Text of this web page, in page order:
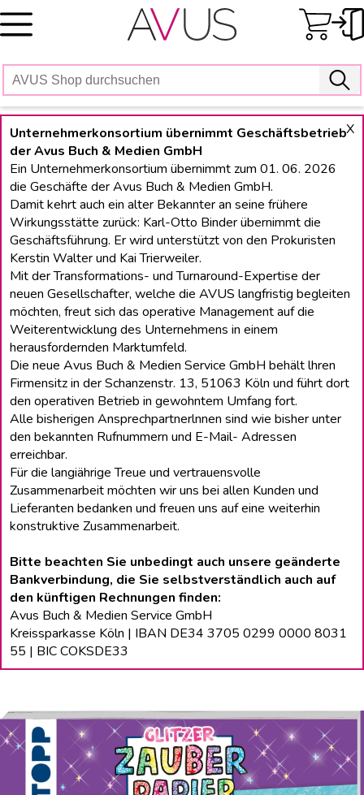
Skip
to
X
Unternehmerkonsortium übernimmt Geschäftsbetrieb
der Avus Buch & Medien GmbH
Ein Unternehmerkonsortium übernimmt zum 01. 06. 2026
die Geschäfte der Avus Buch & Medien GmbH.
Damit kehrt auch ein alter Bekannter an seine frühere
Wirkungsstätte zurück: Karl-Otto Binder übernimmt die
Geschäftsführung. Er wird unterstützt von den Prokuristen
Kerstin Walter und Kai Trierweiler.
Mit der Transformations- und Turnaround-Expertise der
neuen Gesellschafter, welche die AVUS langfristig begleiten
möchten, freut sich das operative Management auf die
Weiterentwicklung des Unternehmens in einem
herausfordernden Marktumfeld.
Die neue Avus Buch & Medien Service GmbH behält lhren
Firmensitz in der Schanzenstr. 13, 51063 Köln und führt dort
den operativen Betrieb in gewohntem Umfang fort.
Alle bisherigen Ansprechpartnerlnnen sind wie bisher unter
den bekannten Rufnummern und E-Mail- Adressen
erreichbar.
Für die langiährige Treue und vertrauensvolle
Zusammenarbeit möchten wir uns bei allen Kunden und
Lieferanten bedanken und freuen uns auf eine weiterhin
konstruktive Zusammenarbeit.
Bitte beachten Sie unbedingt auch unsere geänderte
Bankverbindung, die Sie selbstverständlich auch auf
den künftigen Rechnungen finden:
Avus Buch & Medien Service GmbH
Kreissparkasse Köln | IBAN DE34 3705 0299 0000 8031
55 | BIC COKSDE33